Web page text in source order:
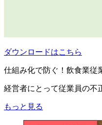
ダウンロードはこちら
仕組み化で防ぐ！飲食業従
経営者にとって従業員の不
もっと見る